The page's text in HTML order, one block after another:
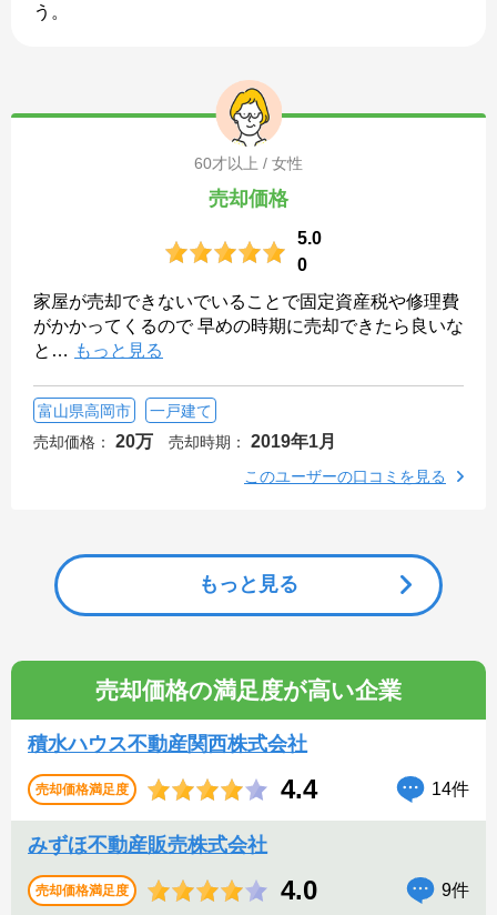
う。
60才以上 / 女性
売却価格
5.0
0
家屋が売却できないでいることで固定資産税や修理費
がかかってくるので 早めの時期に売却できたら良いな
と … もっと見る
富山県高岡市
一戸建て
売却価格：
20万 売却時期： 2019年1月
このユーザーの口コミを見る
もっと見る
売却価格の満足度が高い企業
積水ハウス不動産関西株式会社
売却価格満足度 4.4 14件
みずほ不動産販売株式会社
売却価格満足度 4.0 9件